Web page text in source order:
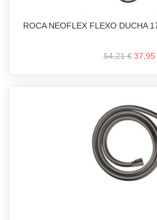
ROCA NEOFLEX FLEXO DUCHA
54,21 € 37,95